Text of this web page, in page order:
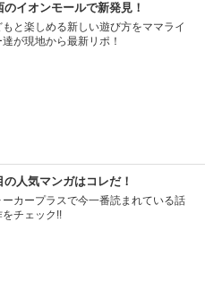
のイオンモールで新発見！
もと楽しめる新しい遊び方をママライ
達が現地から最新リポ！
の人気マンガはコレだ！
ーカープラスで今一番読まれている話
をチェック!!